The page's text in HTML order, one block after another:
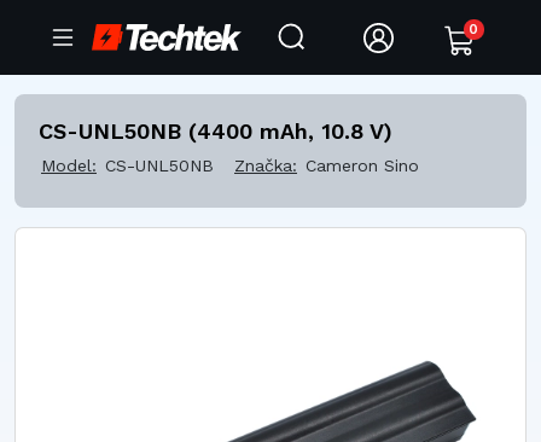
0
CS-UNL50NB (4400 mAh, 10.8 V)
Model: CS-UNL50NB Značka: Cameron Sino